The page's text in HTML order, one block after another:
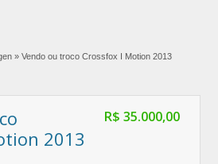
» Vendo ou troco Crossfox I Motion 2013
R$ 35.000,00
2013